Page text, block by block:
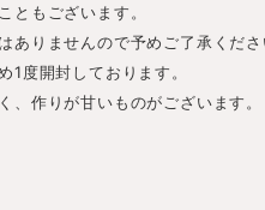
ともございます。
りませんので予めご了承くださ
度開封しております。
作りが甘いものがございます。